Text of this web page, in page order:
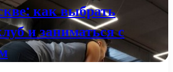
как выбрать
и заниматься с